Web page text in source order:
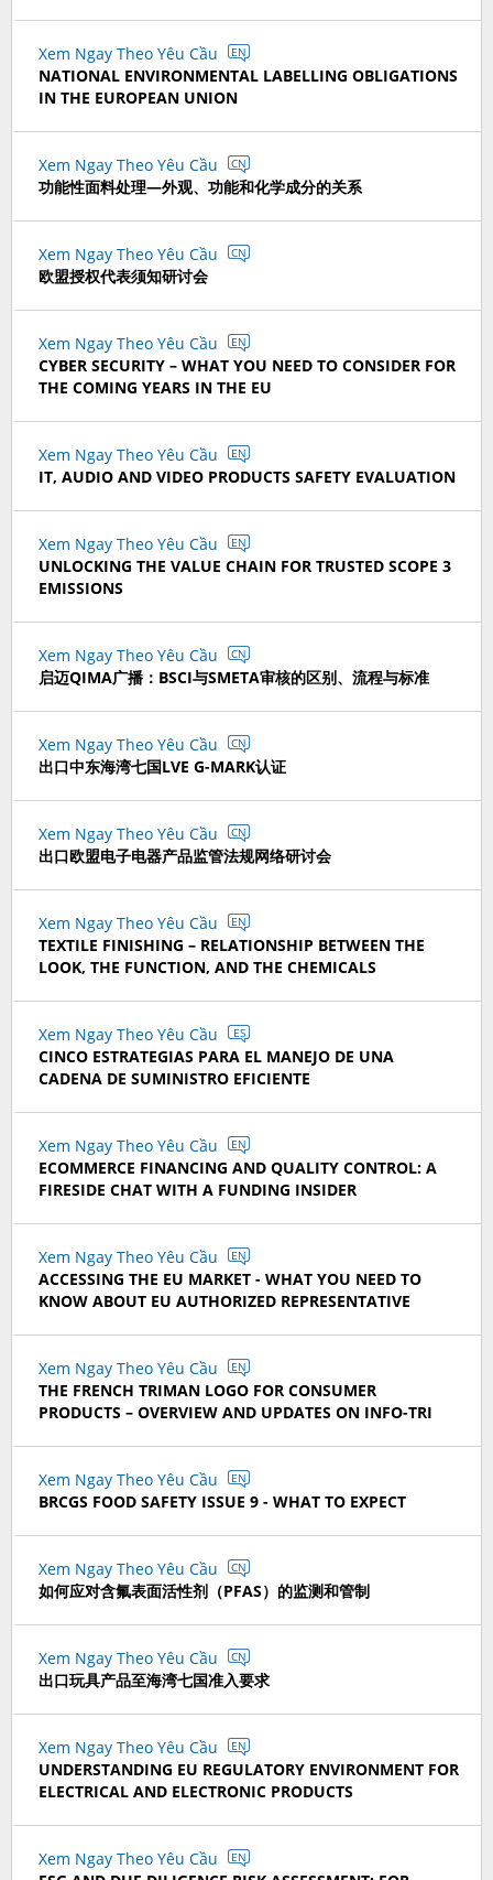
Xem Ngay Theo Yêu Cầu EN
NATIONAL ENVIRONMENTAL LABELLING OBLIGATIONS
IN THE EUROPEAN UNION
Xem Ngay Theo Yêu Cầu CN
功能性面料处理—外观、功能和化学成分的关系
Xem Ngay Theo Yêu Cầu CN
欧盟授权代表须知研讨会
Xem Ngay Theo Yêu Cầu EN
CYBER SECURITY – WHAT YOU NEED TO CONSIDER FOR
THE COMING YEARS IN THE EU
Xem Ngay Theo Yêu Cầu EN
IT, AUDIO AND VIDEO PRODUCTS SAFETY EVALUATION
Xem Ngay Theo Yêu Cầu EN
UNLOCKING THE VALUE CHAIN FOR TRUSTED SCOPE 3
EMISSIONS
Xem Ngay Theo Yêu Cầu CN
启迈QIMA广播：BSCI与SMETA审核的区别、流程与标准
Xem Ngay Theo Yêu Cầu CN
出口中东海湾七国LVE G-MARK认证
Xem Ngay Theo Yêu Cầu CN
出口欧盟电子电器产品监管法规网络研讨会
Xem Ngay Theo Yêu Cầu EN
TEXTILE FINISHING – RELATIONSHIP BETWEEN THE
LOOK, THE FUNCTION, AND THE CHEMICALS
Xem Ngay Theo Yêu Cầu ES
CINCO ESTRATEGIAS PARA EL MANEJO DE UNA
CADENA DE SUMINISTRO EFICIENTE
Xem Ngay Theo Yêu Cầu EN
ECOMMERCE FINANCING AND QUALITY CONTROL: A
FIRESIDE CHAT WITH A FUNDING INSIDER
Xem Ngay Theo Yêu Cầu EN
ACCESSING THE EU MARKET - WHAT YOU NEED TO
KNOW ABOUT EU AUTHORIZED REPRESENTATIVE
Xem Ngay Theo Yêu Cầu EN
THE FRENCH TRIMAN LOGO FOR CONSUMER
PRODUCTS – OVERVIEW AND UPDATES ON INFO-TRI
Xem Ngay Theo Yêu Cầu EN
BRCGS FOOD SAFETY ISSUE 9 - WHAT TO EXPECT
Xem Ngay Theo Yêu Cầu CN
如何应对含氟表面活性剂（PFAS）的监测和管制
Xem Ngay Theo Yêu Cầu CN
出口玩具产品至海湾七国准入要求
Xem Ngay Theo Yêu Cầu EN
UNDERSTANDING EU REGULATORY ENVIRONMENT FOR
ELECTRICAL AND ELECTRONIC PRODUCTS
Xem Ngay Theo Yêu Cầu EN